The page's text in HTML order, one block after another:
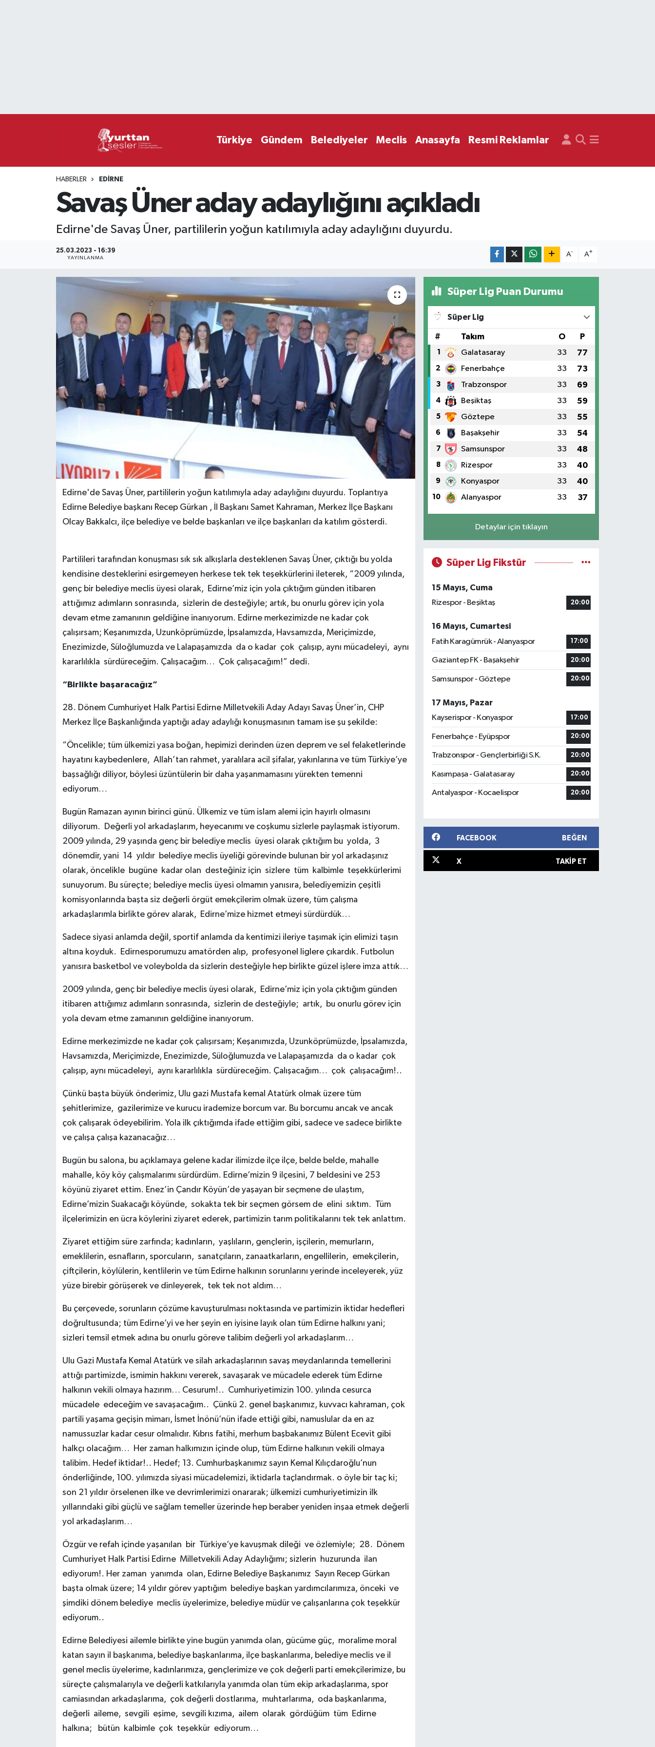
Türkiye Gündem Belediyeler Meclis Anasayfa Resmi Reklamlar
HABERLER EDIRNE
Savaş Üner aday adaylığını açıkladı
Edirne'de Savaş Üner, partililerin yoğun katılımıyla aday adaylığını duyurdu.
25.03.2023 - 16:39
YAYINLANMA
A- A+
Edirne'de Savaş Üner, partililerin yoğun katılımıyla aday adaylığını duyurdu. Toplantıya
Edirne Belediye başkanı Recep Gürkan , İl Başkanı Samet Kahraman, Merkez İlçe Başkanı
Olcay Bakkalcı, ilçe belediye ve belde başkanları ve ilçe başkanları da katılım gösterdi.
Partilileri tarafından konuşması sık sık alkışlarla desteklenen Savaş Üner, çıktığı bu yolda
kendisine desteklerini esirgemeyen herkese tek tek teşekkürlerini ileterek, “2009 yılında,
genç bir belediye meclis üyesi olarak, Edirne’miz için yola çıktığım günden itibaren
attığımız adımların sonrasında, sizlerin de desteğiyle; artık, bu onurlu görev için yola
devam etme zamanının geldiğine inanıyorum. Edirne merkezimizde ne kadar çok
çalışırsam; Keşanımızda, Uzunköprümüzde, İpsalamızda, Havsamızda, Meriçimizde,
Enezimizde, Süloğlumuzda ve Lalapaşamızda da o kadar çok çalışıp, aynı mücadeleyi, aynı
kararlılıkla sürdüreceğim. Çalışacağım… Çok çalışacağım!” dedi.
“Birlikte başaracağız”
28. Dönem Cumhuriyet Halk Partisi Edirne Milletvekili Aday Adayı Savaş Üner’in, CHP
Merkez İlçe Başkanlığında yaptığı aday adaylığı konuşmasının tamam ise şu şekilde:
“Öncelikle; tüm ülkemizi yasa boğan, hepimizi derinden üzen deprem ve sel felaketlerinde
hayatını kaybedenlere, Allah’tan rahmet, yaralılara acil şifalar, yakınlarına ve tüm Türkiye’ye
başsağlığı diliyor, böylesi üzüntülerin bir daha yaşanmamasını yürekten temenni
ediyorum…
Bugün Ramazan ayının birinci günü. Ülkemiz ve tüm islam alemi için hayırlı olmasını
diliyorum. Değerli yol arkadaşlarım, heyecanımı ve coşkumu sizlerle paylaşmak istiyorum.
2009 yılında, 29 yaşında genç bir belediye meclis üyesi olarak çıktığım bu yolda, 3
dönemdir, yani 14 yıldır belediye meclis üyeliği görevinde bulunan bir yol arkadaşınız
olarak, öncelikle bugüne kadar olan desteğiniz için sizlere tüm kalbimle teşekkürlerimi
sunuyorum. Bu süreçte; belediye meclis üyesi olmamın yanısıra, belediyemizin çeşitli
komisyonlarında başta siz değerli örgüt emekçilerim olmak üzere, tüm çalışma
arkadaşlarımla birlikte görev alarak, Edirne’mize hizmet etmeyi sürdürdük…
Sadece siyasi anlamda değil, sportif anlamda da kentimizi ileriye taşımak için elimizi taşın
altına koyduk. Edirnesporumuzu amatörden alıp, profesyonel liglere çıkardık. Futbolun
yanısıra basketbol ve voleybolda da sizlerin desteğiyle hep birlikte güzel işlere imza attık…
2009 yılında, genç bir belediye meclis üyesi olarak, Edirne’miz için yola çıktığım günden
itibaren attığımız adımların sonrasında, sizlerin de desteğiyle; artık, bu onurlu görev için
yola devam etme zamanının geldiğine inanıyorum.
Edirne merkezimizde ne kadar çok çalışırsam; Keşanımızda, Uzunköprümüzde, İpsalamızda,
Havsamızda, Meriçimizde, Enezimizde, Süloğlumuzda ve Lalapaşamızda da o kadar çok
çalışıp, aynı mücadeleyi, aynı kararlılıkla sürdüreceğim. Çalışacağım… çok çalışacağım!..
Çünkü başta büyük önderimiz, Ulu gazi Mustafa kemal Atatürk olmak üzere tüm
şehitlerimize, gazilerimize ve kurucu irademize borcum var. Bu borcumu ancak ve ancak
çok çalışarak ödeyebilirim. Yola ilk çıktığımda ifade ettiğim gibi, sadece ve sadece birlikte
ve çalışa çalışa kazanacağız…
Bugün bu salona, bu açıklamaya gelene kadar ilimizde ilçe ilçe, belde belde, mahalle
mahalle, köy köy çalışmalarımı sürdürdüm. Edirne’mizin 9 ilçesini, 7 beldesini ve 253
köyünü ziyaret ettim. Enez’in Çandır Köyün’de yaşayan bir seçmene de ulaştım,
Edirne’mizin Suakacağı köyünde, sokakta tek bir seçmen görsem de elini sıktım. Tüm
ilçelerimizin en ücra köylerini ziyaret ederek, partimizin tarım politikalarını tek tek anlattım.
Ziyaret ettiğim süre zarfında; kadınların, yaşlıların, gençlerin, işçilerin, memurların,
emeklilerin, esnafların, sporcuların, sanatçıların, zanaatkarların, engellilerin, emekçilerin,
çiftçilerin, köylülerin, kentlilerin ve tüm Edirne halkının sorunlarını yerinde inceleyerek, yüz
yüze birebir görüşerek ve dinleyerek, tek tek not aldım…
Bu çerçevede, sorunların çözüme kavuşturulması noktasında ve partimizin iktidar hedefleri
doğrultusunda; tüm Edirne’yi ve her şeyin en iyisine layık olan tüm Edirne halkını yani;
sizleri temsil etmek adına bu onurlu göreve talibim değerli yol arkadaşlarım…
Ulu Gazi Mustafa Kemal Atatürk ve silah arkadaşlarının savaş meydanlarında temellerini
attığı partimizde, ismimin hakkını vererek, savaşarak ve mücadele ederek tüm Edirne
halkının vekili olmaya hazırım… Cesurum!.. Cumhuriyetimizin 100. yılında cesurca
mücadele edeceğim ve savaşacağım.. Çünkü 2. genel başkanımız, kuvvacı kahraman, çok
partili yaşama geçişin mimarı, İsmet İnönü’nün ifade ettiği gibi, namuslular da en az
namussuzlar kadar cesur olmalıdır. Kıbrıs fatihi, merhum başbakanımız Bülent Ecevit gibi
halkçı olacağım… Her zaman halkımızın içinde olup, tüm Edirne halkının vekili olmaya
talibim. Hedef iktidar!.. Hedef; 13. Cumhurbaşkanımız sayın Kemal Kılıçdaroğlu’nun
önderliğinde, 100. yılımızda siyasi mücadelemizi, iktidarla taçlandırmak. o öyle bir taç ki;
son 21 yıldır örselenen ilke ve devrimlerimizi onararak; ülkemizi cumhuriyetimizin ilk
yıllarındaki gibi güçlü ve sağlam temeller üzerinde hep beraber yeniden inşaa etmek değerli
yol arkadaşlarım…
Özgür ve refah içinde yaşanılan bir Türkiye’ye kavuşmak dileği ve özlemiyle; 28. Dönem
Cumhuriyet Halk Partisi Edirne Milletvekili Aday Adaylığımı; sizlerin huzurunda ilan
ediyorum!. Her zaman yanımda olan, Edirne Belediye Başkanımız Sayın Recep Gürkan
başta olmak üzere; 14 yıldır görev yaptığım belediye başkan yardımcılarımıza, önceki ve
şimdiki dönem belediye meclis üyelerimize, belediye müdür ve çalışanlarına çok teşekkür
ediyorum..
Edirne Belediyesi ailemle birlikte yine bugün yanımda olan, gücüme güç, moralime moral
katan sayın il başkanıma, belediye başkanlarıma, ilçe başkanlarıma, belediye meclis ve il
genel meclis üyelerime, kadınlarımıza, gençlerimize ve çok değerli parti emekçilerimize, bu
süreçte çalışmalarıyla ve değerli katkılarıyla yanımda olan tüm ekip arkadaşlarıma, spor
camiasından arkadaşlarıma, çok değerli dostlarıma, muhtarlarıma, oda başkanlarıma,
değerli aileme, sevgili eşime, sevgili kızıma, ailem olarak gördüğüm tüm Edirne
halkına; bütün kalbimle çok teşekkür ediyorum…
Süper Lig Puan Durumu
Süper Lig
# Takım O P
1 Galatasaray 33 77
2 Fenerbahçe 33 73
3 Trabzonspor 33 69
4 Beşiktaş 33 59
5 Göztepe 33 55
6 Başakşehir 33 54
7 Samsunspor 33 48
8 Rizespor 33 40
9 Konyaspor 33 40
10 Alanyaspor 33 37
Detaylar için tıklayın
Süper Lig Fikstür
15 Mayıs, Cuma
Rizespor - Beşiktaş
20:00
16 Mayıs, Cumartesi
Fatih Karagümrük - Alanyaspor
17:00
Gaziantep FK - Başakşehir 20:00
Samsunspor - Göztepe 20:00
17 Mayıs, Pazar
Kayserispor - Konyaspor
17:00
Fenerbahçe - Eyüpspor 20:00
Trabzonspor - Gençlerbirliği S.K. 20:00
Kasımpaşa - Galatasaray 20:00
Antalyaspor - Kocaelispor 20:00
FACEBOOK BEĞEN
X TAKIP ET
Süper Lig Puan Durumu ve Fikstür
Haber Arşivi